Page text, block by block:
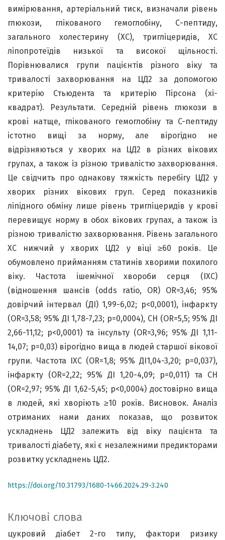
Ключові слова
цукровий діабет 2-го типу, фактори ризику
вимірювання, артеріальний тиск, визначали рівень
глюкози, глікованого гемоглобіну, С-пептиду,
загального холестерину (ХС), тригліцеридів, ХС
ліпопротеїдів низької та високої щільності.
Порівнювалися групи пацієнтів різного віку та
тривалості захворювання на ЦД2 за допомогою
критерію Стьюдента та критерію Пірсона (хі-
квадрат). Результати. Середній рівень глюкози в
крові натще, глікованого гемоглобіну та C-пептиду
істотно вищі за норму, але вірогідно не
відрізняються у хворих на ЦД2 в різних вікових
групах, а також із різною тривалістю захворювання.
Це свідчить про однакову тяжкість перебігу ЦД2 у
хворих різних вікових груп. Серед показників
ліпідного обміну лише рівень тригліцеридів у крові
перевищує норму в обох вікових групах, а також із
різною тривалістю захворювання. Рівень загального
ХС нижчий у хворих ЦД2 у віці ≥60 років. Це
обумовлено прийманням статинів хворими похилого
віку. Частота ішемічної хвороби серця (ІХС)
(відношення шансів (odds ratio, OR) OR=3,46; 95%
довірчий інтервал (ДI) 1,99-6,02; p<0,0001), інфаркту
(OR=3,58; 95% ДI 1,78-7,23; p=0,0004), СН (OR=5,5; 95% ДI
2,66-11,12; p<0,0001) та інсульту (OR=3,96; 95% ДI 1,11-
14,07; p=0,03) вірогідно вища в людей старшої вікової
групи. Частота ІХС (OR=1,8; 95% ДI1,04-3,20; p=0,037),
інфаркту (OR=2,22; 95% ДI 1,20-4,09; p=0,011) та СН
(OR=2,97; 95% ДI 1,62-5,45; p<0,0004) достовірно вища
в людей, які хворіють ≥10 років. Висновок. Аналіз
отриманих нами даних показав, що розвиток
ускладнень ЦД2 залежить від віку пацієнта та
тривалості діабету, які є незалежними предикторами
розвитку ускладнень ЦД2.
https://doi.org/10.31793/1680-1466.2024.29-3.240